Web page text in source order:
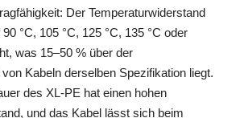
Der Temperaturwiderstand
°C, 105 °C, 125 °C, 135 °C oder
was 15–50 % über der
Kabeln derselben Spezifikation liegt.
des XL-PE hat einen hohen
und das Kabel lässt sich beim